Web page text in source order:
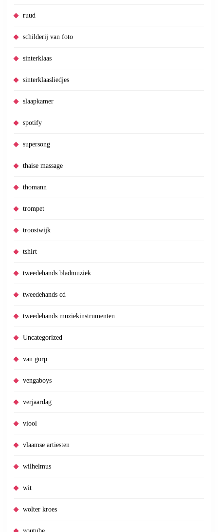
ruud
schilderij van foto
sinterklaas
sinterklaasliedjes
slaapkamer
spotify
supersong
thaise massage
thomann
trompet
troostwijk
tshirt
tweedehands bladmuziek
tweedehands cd
tweedehands muziekinstrumenten
Uncategorized
van gorp
vengaboys
verjaardag
viool
vlaamse artiesten
wilhelmus
wit
wolter kroes